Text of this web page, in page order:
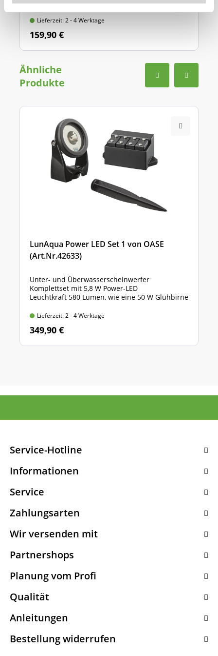
Lunaqua Power LED Sets
Lieferzeit: 2 - 4 Werktage
159,90 €
Ähnliche
Produkte
LunAqua Power LED Set 1 von OASE
(Art.Nr.42633)
Unter- und Überwasserscheinwerfer
Komplettset mit 5,8 W Power-LED
Leuchtkraft 580 Lumen, wie eine 50 W Glühbirne
Lieferzeit: 2 - 4 Werktage
349,90 €
Service-Hotline
Informationen
Service
Zahlungsarten
Wir versenden mit
Partnershops
Planung vom Profi
Qualität
Anleitungen
Bestellung widerrufen